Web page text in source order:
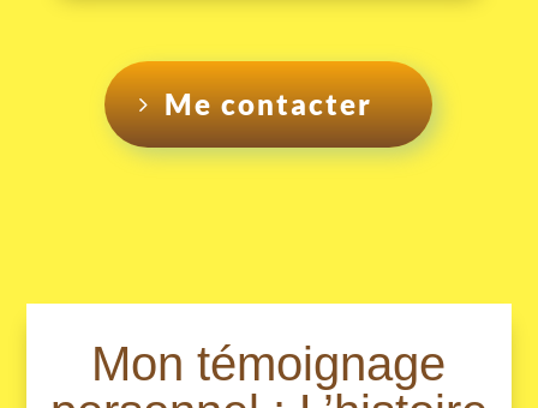
Me contacter
Mon témoignage